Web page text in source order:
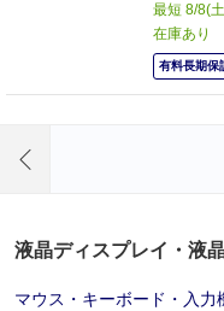
最短 8/8(
在庫あり
有料長期保
液晶ディスプレイ・液
マウス・キーボード・入力